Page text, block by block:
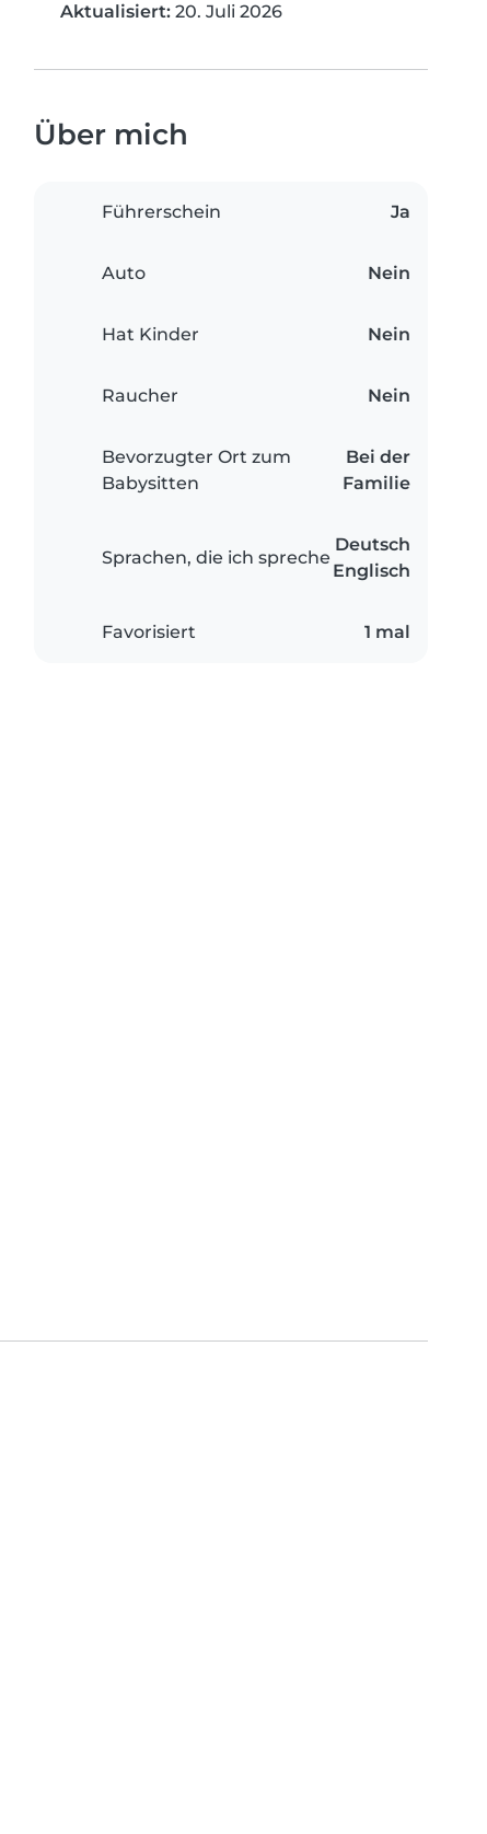
Aktualisiert: 20. Juli 2026
Über mich
Führerschein Ja
Auto Nein
Hat Kinder Nein
Raucher Nein
Bevorzugter Ort zum
Babysitten
Bei der
Familie
Sprachen, die ich spreche
Deutsch
Englisch
Favorisiert 1 mal